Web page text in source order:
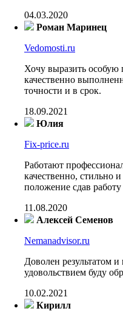
04.03.2020
Роман Маринец
Vedomosti.ru
Хочу выразить особую
качественно
точности и в срок.
18.09.2021
Юлия
Fix-price.ru
Работают
качественно, стильно
положение сдав
11.08.2020
Алексей Семенов
Nemanadvisor.ru
Доволен результатом
удовольствием буду
10.02.2021
Кирилл